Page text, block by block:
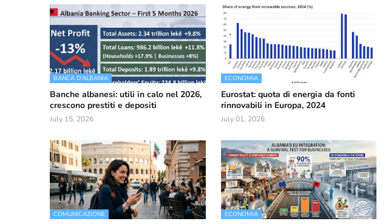
BANCA D'ALBANIA
Banche albanesi: utili in calo nel 2026,
crescono prestiti e depositi
July 15, 2026
ECONOMIA
Eurostat: quota di energia da fonti
rinnovabili in Europa, 2024
July 01, 2026
COMUNICAZIONE ECONOMIA